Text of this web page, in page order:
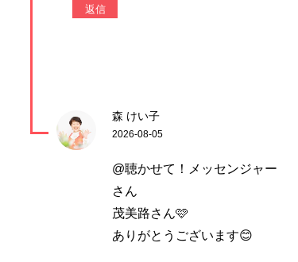
返信
森 けい子
2026-08-05
@聴かせて！メッセンジャー
さん
茂美路さん🩷
ありがとうございます😊